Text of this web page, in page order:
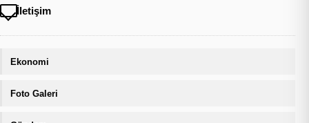
İletişim
Ekonomi
Foto Galeri